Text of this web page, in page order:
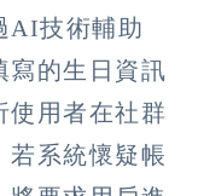
AI技術輔助
寫的生日資訊
使用者在社群
若系統懷疑帳